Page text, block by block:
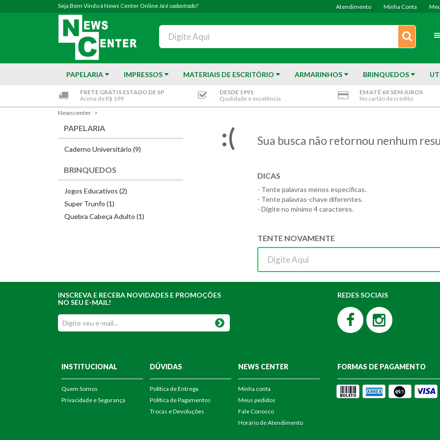
Seja Bem Vindo à News Center OnlineJá é cadastrado? Atendimento Minha Conta
PAPELARIA IMPRESSOS MATERIAIS DE ESCRITÓRIO ARMARINHOS BRINQUEDOS
FRETE GRÁTIS ESTADO DE SP
Acima de R$ 199
DESDE 1991
Qualidade e excelência
EM ATÉ 6X SEM JUROS
No cartão de crédito
Newscenter
PAPELARIA
Caderno Universitário (9)
BRINQUEDOS
Jogos Educativos (2)
Super Trunfo (1)
Quebra Cabeça Adulto (1)
:( Sua busca não retornou nenhum
DICAS
- Tente palavras menos específicas.
- Tente palavras-chave diferentes.
- Digite no mínimo 4 caracteres.
TENTE NOVAMENTE
INSCREVA E RECEBA NOVIDADES E PROMOÇÕES
NO SEU E-MAIL!
REDES SOCIAIS
INSTITUCIONAL
Quem Somos
Privacidade e Segurança
DÚVIDAS
Política de Entrega
Política de Pagamentos
Trocas e Devoluções
NEWS CENTER
Minha conta
Meus pedidos
Fale Conosco
Horário de Atendimento
FORMAS DE PAGAMENTO